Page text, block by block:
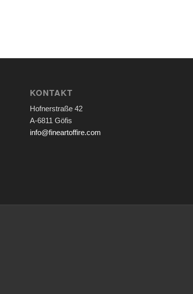
KONTAKT
Hofnerstraße 42
A-6811 Göfis
info@fineartoffire.com